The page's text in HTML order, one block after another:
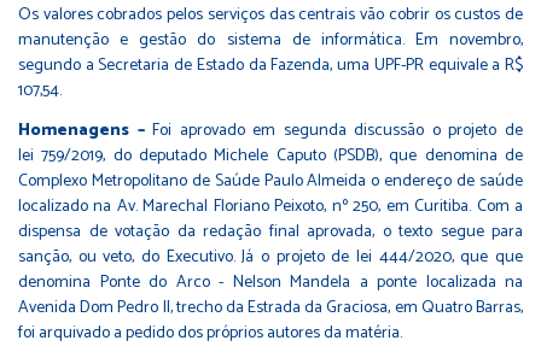
Os valores cobrados pelos serviços das centrais vão cobrir os custos de
manutenção e gestão do sistema de informática. Em novembro,
segundo a Secretaria de Estado da Fazenda, uma UPF-PR equivale a R$
107,54.
Homenagens –Foi aprovado em segunda discussão o projeto de
lei759/2019, do deputado Michele Caputo (PSDB), que denomina de
Complexo Metropolitano de Saúde Paulo Almeida o endereço de saúde
localizado na Av. Marechal Floriano Peixoto, nº 250, em Curitiba. Com a
dispensa de votação da redação final aprovada, o texto segue para
sanção, ou veto, do Executivo. Já o projeto de lei 444/2020, que que
denomina Ponte do Arco - Nelson Mandela a ponte localizada na
Avenida Dom Pedro II, trecho da Estrada da Graciosa, em Quatro Barras,
foi arquivado a pedido dos próprios autores da matéria.